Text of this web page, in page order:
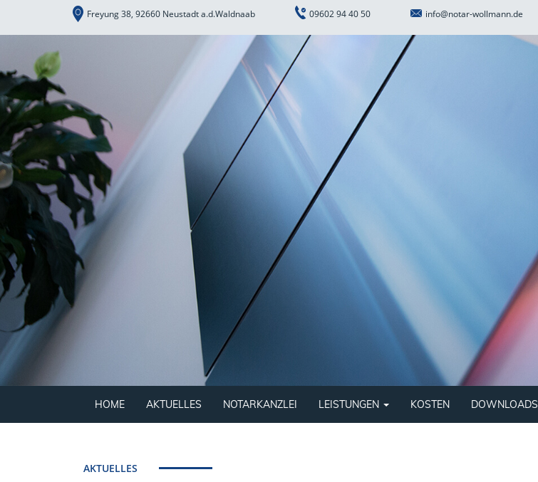
Freyung 38, 92660 Neustadt a.d.Waldnaab 09602 94 40 50 info@notar-wollmann.de
HOME AKTUELLES NOTARKANZLEI LEISTUNGEN KOSTEN DOWNLOADS
AKTUELLES